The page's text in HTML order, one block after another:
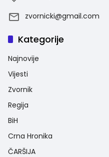
zvornicki@gmail.com
Kategorije
Najnovije
Vijesti
Zvornik
Regija
BiH
Crna Hronika
ČARŠIJA